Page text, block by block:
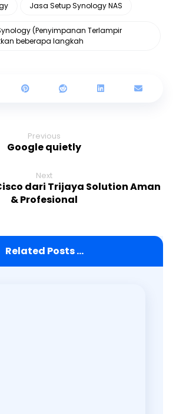
Jasa Setup Synology NAS
(Penyimpanan Terlampir
beberapa langkah
Previous
Google quietly
Next
dari Trijaya Solution Aman
& Profesional
Related Posts ...